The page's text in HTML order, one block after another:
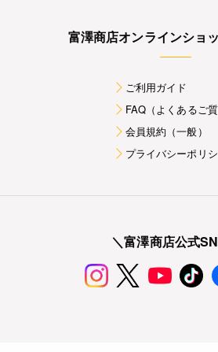
富澤商店オンラインショ
ご利用ガイド
FAQ（よくあるご質
会員規約（一般）
プライバシーポリ
＼富澤商店公式